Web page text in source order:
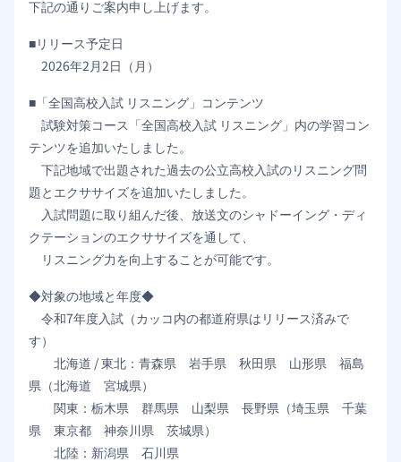
下記の通りご案内申し上げます。
■リリース予定日
2026年2月2日（月）
■「全国高校入試 リスニング」コンテンツ
試験対策コース「全国高校入試 リスニング」内の学習コン
テンツを追加いたしました。
下記地域で出題された過去の公立高校入試のリスニング問
題とエクササイズを追加いたしました。
入試問題に取り組んだ後、放送文のシャドーイング・ディ
クテーションのエクササイズを通して、
リスニング力を向上することが可能です。
◆対象の地域と年度◆
令和7年度入試（カッコ内の都道府県はリリース済みで
す）
北海道 / 東北：青森県 岩手県 秋田県 山形県 福島
県（北海道 宮城県）
関東：栃木県 群馬県 山梨県 長野県（埼玉県 千葉
県 東京都 神奈川県 茨城県）
北陸：新潟県 石川県